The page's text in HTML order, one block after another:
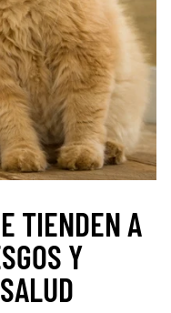
TIENDEN A
Y